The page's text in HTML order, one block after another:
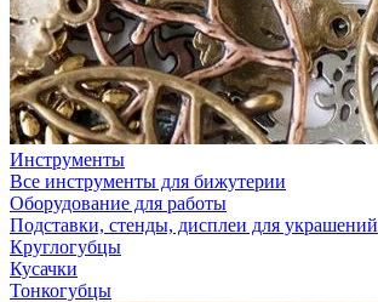
Инструменты
Все инструменты для бижутерии
Оборудование для работы
Подставки, стенды, дисплеи для украшений
Круглогубцы
Кусачки
Тонкогубцы